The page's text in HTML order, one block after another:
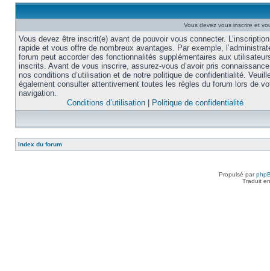
Vous devez vous inscrire et
Vous devez être inscrit(e) avant de pouvoir vous connecter.
rapide et vous offre de nombreux avantages. Par exemple,
forum peut accorder des fonctionnalités supplémentaires aux
inscrits. Avant de vous inscrire, assurez-vous d’avoir pris
nos conditions d’utilisation et de notre politique de confidentialité.
également consulter attentivement toutes les règles du forum lors de
navigation.
Conditions d’utilisation
Politique de confidentialité
Index du forum
Propulsé par
Traduit